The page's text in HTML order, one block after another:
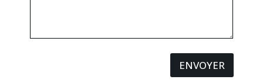
ENVOYER